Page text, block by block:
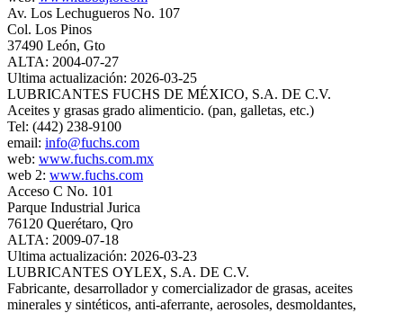
Av. Los Lechugueros No. 107
Col. Los Pinos
37490 León, Gto
ALTA: 2004-07-27
Ultima actualización: 2026-03-25
LUBRICANTES FUCHS DE MÉXICO, S.A. DE C.V.
Aceites y grasas grado alimenticio. (pan, galletas, etc.)
Tel: (442) 238-9100
email: info@fuchs.com
web: www.fuchs.com.mx
web 2: www.fuchs.com
Acceso C No. 101
Parque Industrial Jurica
76120 Querétaro, Qro
ALTA: 2009-07-18
Ultima actualización: 2026-03-23
LUBRICANTES OYLEX, S.A. DE C.V.
Fabricante, desarrollador y comercializador de grasas, aceites
minerales y sintéticos, anti-aferrante, aerosoles, desmoldantes,